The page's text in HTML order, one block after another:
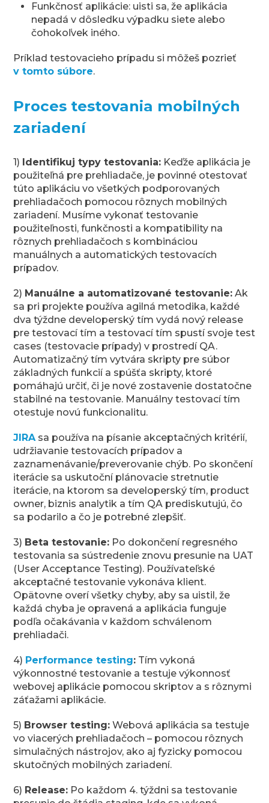
Funkčnosť aplikácie: uisti sa, že aplikácia
nepadá v dôsledku výpadku siete alebo
čohokoľvek iného.
Príklad testovacieho prípadu si môžeš pozrieť
v tomto súbore.
Proces testovania mobilných
zariadení
1) Identifikuj typy testovania: Keďže aplikácia je
použiteľná pre prehliadače, je povinné otestovať
túto aplikáciu vo všetkých podporovaných
prehliadačoch pomocou rôznych mobilných
zariadení. Musíme vykonať testovanie
použiteľnosti, funkčnosti a kompatibility na
rôznych prehliadačoch s kombináciou
manuálnych a automatických testovacích
prípadov.
2) Manuálne a automatizované testovanie: Ak
sa pri projekte používa agilná metodika, každé
dva týždne developerský tím vydá nový release
pre testovací tím a testovací tím spustí svoje test
cases (testovacie prípady) v prostredí QA.
Automatizačný tím vytvára skripty pre súbor
základných funkcií a spúšťa skripty, ktoré
pomáhajú určiť, či je nové zostavenie dostatočne
stabilné na testovanie. Manuálny testovací tím
otestuje novú funkcionalitu.
JIRA sa používa na písanie akceptačných kritérií,
udržiavanie testovacích prípadov a
zaznamenávanie/preverovanie chýb. Po skončení
iterácie sa uskutoční plánovacie stretnutie
iterácie, na ktorom sa developerský tím, product
owner, biznis analytik a tím QA prediskutujú, čo
sa podarilo a čo je potrebné zlepšiť.
3) Beta testovanie: Po dokončení regresného
testovania sa sústredenie znovu presunie na UAT
(User Acceptance Testing). Používateľské
akceptačné testovanie vykonáva klient.
Opätovne overí všetky chyby, aby sa uistil, že
každá chyba je opravená a aplikácia funguje
podľa očakávania v každom schválenom
prehliadači.
4) Performance testing: Tím vykoná
výkonnostné testovanie a testuje výkonnosť
webovej aplikácie pomocou skriptov a s rôznymi
záťažami aplikácie.
5) Browser testing: Webová aplikácia sa testuje
vo viacerých prehliadačoch – pomocou rôznych
simulačných nástrojov, ako aj fyzicky pomocou
skutočných mobilných zariadení.
6) Release: Po každom 4. týždni sa testovanie